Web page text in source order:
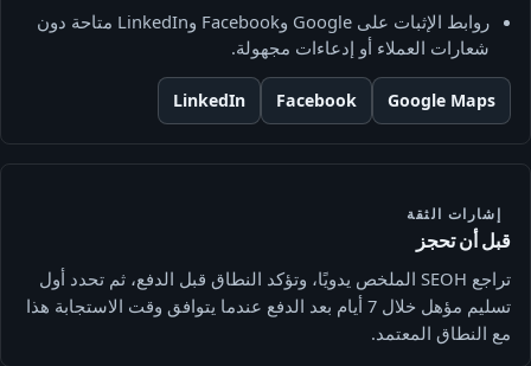
روابط الإثبات على Google وFacebook وLinkedIn متاحة دون
شعارات العملاء أو إدعاءات مجهولة.
Google Maps
Facebook
LinkedIn
إشارات الثقة
قبل أن تحجز
تراجع SEOH الملخص يدويًا، وتؤكد النطاق قبل الدفع، ثم تحدد أول
تسليم مؤهل خلال 7 أيام بعد الدفع عندما يتوافق وقت الاستجابة هذا
مع النطاق المعتمد.